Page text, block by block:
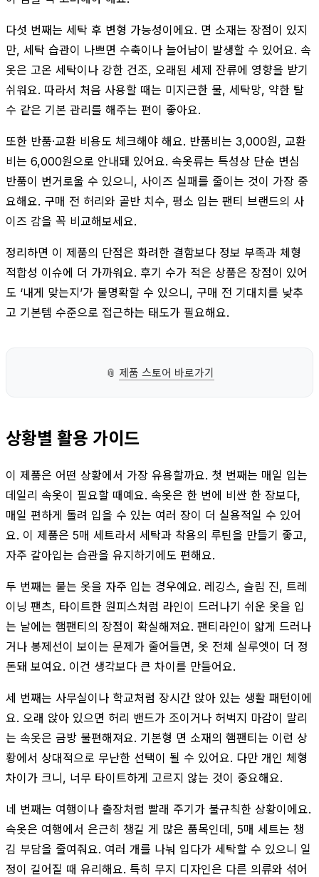
다섯 번째는 세탁 후 변형 가능성이에요. 면 소재는 장점이 있지
만, 세탁 습관이 나쁘면 수축이나 늘어남이 발생할 수 있어요. 속
옷은 고온 세탁이나 강한 건조, 오래된 세제 잔류에 영향을 받기
쉬워요. 따라서 처음 사용할 때는 미지근한 물, 세탁망, 약한 탈
수 같은 기본 관리를 해주는 편이 좋아요.
또한 반품·교환 비용도 체크해야 해요. 반품비는 3,000원, 교환
비는 6,000원으로 안내돼 있어요. 속옷류는 특성상 단순 변심
반품이 번거로울 수 있으니, 사이즈 실패를 줄이는 것이 가장 중
요해요. 구매 전 허리와 골반 치수, 평소 입는 팬티 브랜드의 사
이즈 감을 꼭 비교해보세요.
정리하면 이 제품의 단점은 화려한 결함보다 정보 부족과 체형
적합성 이슈에 더 가까워요. 후기 수가 적은 상품은 장점이 있어
도 ‘내게 맞는지’가 불명확할 수 있으니, 구매 전 기대치를 낮추
고 기본템 수준으로 접근하는 태도가 필요해요.
📎 제품 스토어 바로가기
상황별 활용 가이드
이 제품은 어떤 상황에서 가장 유용할까요. 첫 번째는 매일 입는
데일리 속옷이 필요할 때예요. 속옷은 한 번에 비싼 한 장보다,
매일 편하게 돌려 입을 수 있는 여러 장이 더 실용적일 수 있어
요. 이 제품은 5매 세트라서 세탁과 착용의 루틴을 만들기 좋고,
자주 갈아입는 습관을 유지하기에도 편해요.
두 번째는 붙는 옷을 자주 입는 경우예요. 레깅스, 슬림 진, 트레
이닝 팬츠, 타이트한 원피스처럼 라인이 드러나기 쉬운 옷을 입
는 날에는 햄팬티의 장점이 확실해져요. 팬티라인이 얇게 드러나
거나 봉제선이 보이는 문제가 줄어들면, 옷 전체 실루엣이 더 정
돈돼 보여요. 이건 생각보다 큰 차이를 만들어요.
세 번째는 사무실이나 학교처럼 장시간 앉아 있는 생활 패턴이에
요. 오래 앉아 있으면 허리 밴드가 조이거나 허벅지 마감이 말리
는 속옷은 금방 불편해져요. 기본형 면 소재의 햄팬티는 이런 상
황에서 상대적으로 무난한 선택이 될 수 있어요. 다만 개인 체형
차이가 크니, 너무 타이트하게 고르지 않는 것이 중요해요.
네 번째는 여행이나 출장처럼 빨래 주기가 불규칙한 상황이에요.
속옷은 여행에서 은근히 챙길 게 많은 품목인데, 5매 세트는 챙
김 부담을 줄여줘요. 여러 개를 나눠 입다가 세탁할 수 있으니 일
정이 길어질 때 유리해요. 특히 무지 디자인은 다른 의류와 섞어